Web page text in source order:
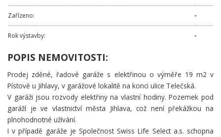
Zařízeno: -
Rok výstavby: -
POPIS NEMOVITOSTI:
Prodej zděné, řadové garáže s elektřinou o výměře 19 m2 v
Pístově u Jihlavy, v garážové lokalitě na konci ulice Telečská.
V garáži jsou rozvody elektřiny na vlastní hodiny. Pozemek pod
garáží je ve vlastnictví města Jihlava, což není překážkou na
plnohodnotné užívání.
I v případě garáže je Společnost Swiss Life Select a.s. schopna